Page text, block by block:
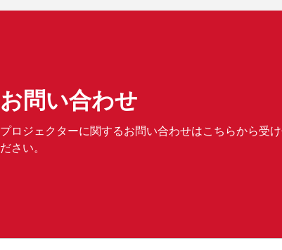
お問い合わせ
プロジェクターに関するお問い合わせはこちらから受
ださい。